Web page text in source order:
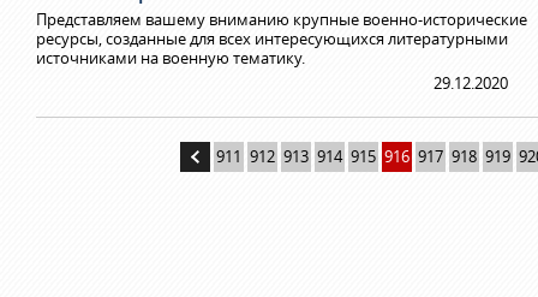
Представляем вашему вниманию крупные военно-исторические
ресурсы, созданные для всех интересующихся литературными
источниками на военную тематику.
29.12.2020
911 912 913 914 915 916 917 918 919